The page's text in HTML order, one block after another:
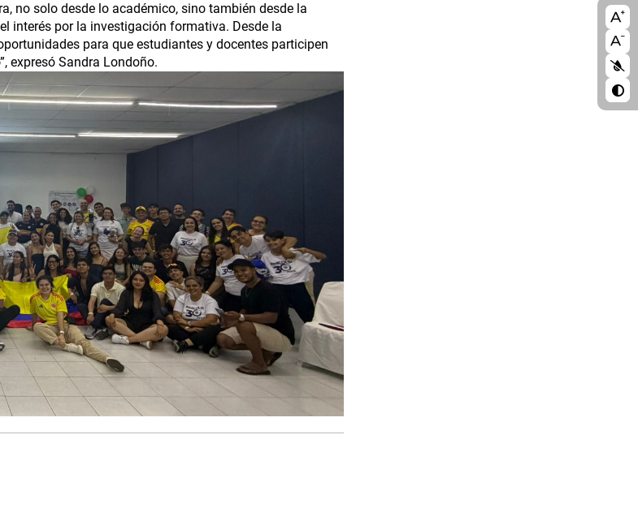
no solo desde lo académico, sino también desde la
interés por la investigación formativa. Desde la
para que estudiantes y docentes participen
expresó Sandra Londoño.